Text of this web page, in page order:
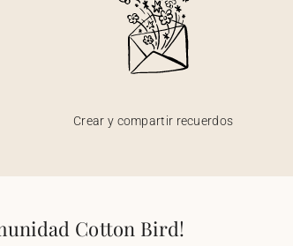
Crear y compartir recuerdos
Cotton Bird!